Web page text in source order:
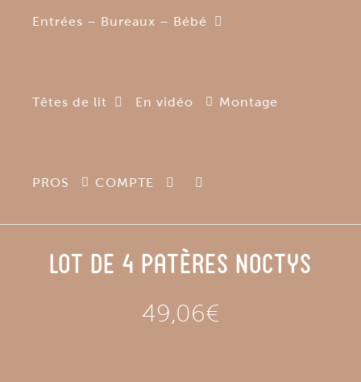
Entrées – Bureaux – Bébé
Têtes de lit En vidéo Montage
PROS COMPTE
Lot de 4 Patères Noctys
49,06€